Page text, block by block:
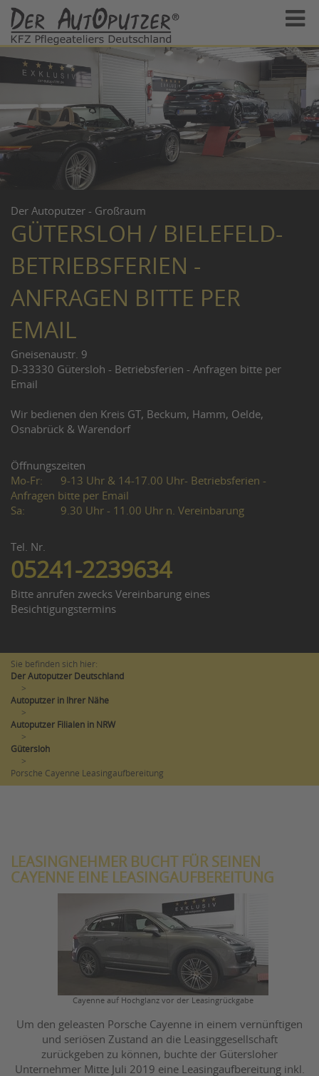
Der Autoputzer - Großraum
GÜTERSLOH / BIELEFELD-
BETRIEBSFERIEN -
ANFRAGEN BITTE PER
EMAIL
Gneisenaustr. 9
D-33330 Gütersloh - Betriebsferien - Anfragen bitte per
Email
Wir bedienen den Kreis GT, Beckum, Hamm, Oelde,
Osnabrück & Warendorf
Öffnungszeiten
Mo-Fr:
9-13 Uhr & 14-17.00 Uhr- Betriebsferien -
Anfragen bitte per Email
Sa:
9.30 Uhr - 11.00 Uhr n. Vereinbarung
Tel. Nr.
05241-2239634
Bitte anrufen zwecks Vereinbarung eines
Besichtigungstermins
Sie befinden sich hier:
Der Autoputzer Deutschland
>
Autoputzer in Ihrer Nähe
>
Autoputzer Filialen in NRW
>
Gütersloh
>
Porsche Cayenne Leasingaufbereitung
LEASINGNEHMER BUCHT FÜR SEINEN
CAYENNE EINE LEASINGAUFBEREITUNG
Cayenne auf Hochglanz vor der Leasingrückgabe
Um den geleasten Porsche Cayenne in einem vernünftigen
und seriösen Zustand an die Leasinggesellschaft
zurückgeben zu können, buchte der Gütersloher
Unternehmer Mitte Juli 2019 eine Leasingaufbereitung inkl.